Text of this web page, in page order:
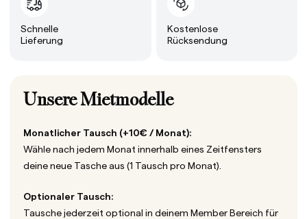
Schnelle
Lieferung
Kostenlose
Rücksendung
Unsere Mietmodelle
Monatlicher Tausch (+10€ / Monat):
Wähle nach jedem Monat innerhalb eines Zeitfensters
deine neue Tasche aus (1 Tausch pro Monat).
Optionaler Tausch:
Tausche jederzeit optional in deinem Member Bereich für